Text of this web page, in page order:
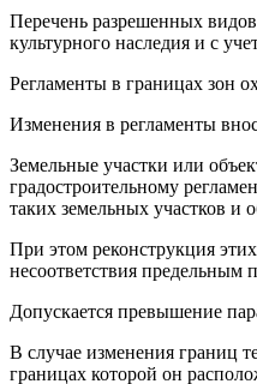
Перечень разрешенных
культурного наследия и с
Регламенты в границах зон
Изменения в регламенты
Земельные участки или
градостроительному
таких земельных участков и
При этом реконструкция
несоответствия предельным
Допускается превышение
В случае изменения границ
границах которой он